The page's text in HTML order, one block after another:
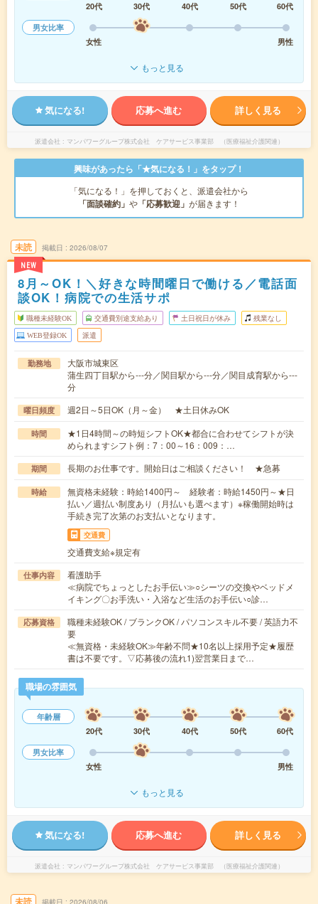
20代
30代 40代 50代
60代
男女比率
女性
男性
もっと見る
気になる! 応募へ進む 詳しく見る
派遣会社 マンパワーグループ株式会社 ケアサービス事業部 （医療福祉介護関連）
興味があったら「★気になる！」をタップ！
「気になる！」を押しておくと、派遣会社から
「面談確約」 や 「応募歓迎」 が届きます！
未読
NEW
掲載日 2026/08/07
8月～OK！＼好きな時間曜日で働ける／電話面
談OK！病院での生活サポ
職種未経験OK 交通費別途支給あり 土日祝日が休み 残業なし
WEB登録OK 派遣
勤務地
大阪市城東区
蒲生四丁目駅から---分／関目駅から---分／関目成育駅から---
分
曜日頻度 週2日～5日OK（月～金） ★土日休みOK
時間
★1日4時間～の時短シフトOK★都合に合わせてシフトが決
められますシフト例：7：00～16：009：…
期間 長期のお仕事です。開始日はご相談ください！ ★急募
時給
無資格未経験：時給1400円～ 経験者：時給1450円～★日
払い／週払い制度あり（月払いも選べます）※稼働開始時は
手続き完了次第のお支払いとなります。
交通費
交通費支給※規定有
仕事内容
看護助手
≪病院でちょっとしたお手伝い≫○シーツの交換やベッドメ
イキング〇お手洗い・入浴など生活のお手伝い○診…
応募資格
職種未経験OK / ブランクOK / パソコンスキル不要 / 英語力不
要
≪無資格・未経験OK≫年齢不問★10名以上採用予定★履歴
書は不要です。▽応募後の流れ1)翌営業日まで…
職場の雰囲気
年齢層
20代
30代 40代 50代
60代
男女比率
女性
男性
もっと見る
気になる! 応募へ進む 詳しく見る
派遣会社 マンパワーグループ株式会社 ケアサービス事業部 （医療福祉介護関連）
未読 掲載日 2026/08/06